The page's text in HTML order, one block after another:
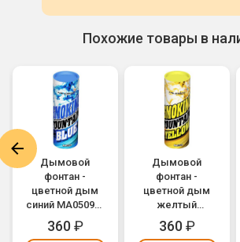
Похожие товары в
Дымовой
фонтан -
цветной дым
синий MA0509/B
(Maxsem)
360₽
Дымовой
фонтан -
цветной дым
желтый
MA0509/Y
(Maxsem)
360₽